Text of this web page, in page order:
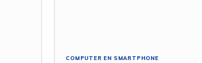
COMPUTER EN SMARTPHONE